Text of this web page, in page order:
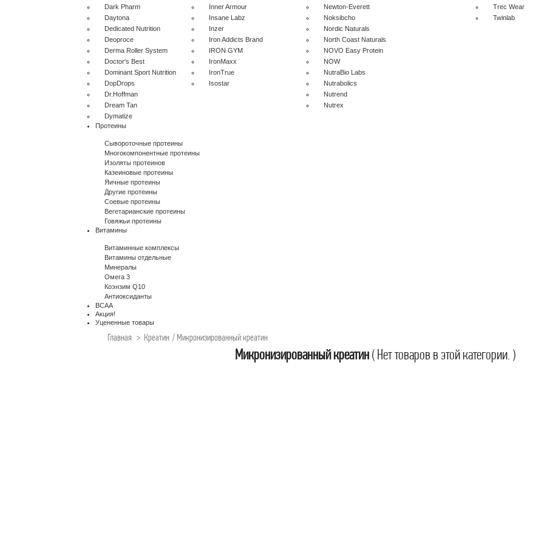
Dark Pharm
Daytona
Dedicated Nutrition
Deoproce
Derma Roller System
Doctor's Best
Dominant Sport Nutrition
DopDrops
Dr.Hoffman
Dream Tan
Dymatize
Inner Armour
Insane Labz
Inzer
Iron Addicts Brand
IRON GYM
IronMaxx
IronTrue
Isostar
Newton-Everett
Noksibcho
Nordic Naturals
North Coast Naturals
NOVO Easy Protein
NOW
NutraBio Labs
Nutrabolics
Nutrend
Nutrex
Trec Wear
Twinlab
Протеины
Сывороточные протеины
Многокомпонентные протеины
Изоляты протеинов
Казеиновые протеины
Яичные протеины
Другие протеины
Соевые протеины
Вегетарианские протеины
Говяжьи протеины
Витамины
Витаминные комплексы
Витамины отдельные
Минералы
Омега 3
Коэнзим Q10
Антиоксиданты
BCAA
Акция!
Уцененные товары
Главная > Креатин /Микронизированный креатин
Микронизированный креатин( Нет товаров в этой категории. )